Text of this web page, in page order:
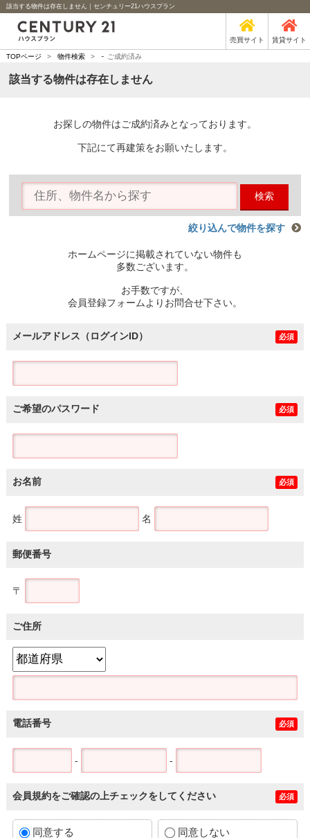
該当する物件は存在しません｜センチュリー21ハウスプラン
売買サイト 賃貸サイト
TOPページ > 物件検索 > - ご成約済み
該当する物件は存在しません
お探しの物件はご成約済みとなっております。
下記にて再建策をお願いたします。
検索
絞り込んで物件を探す
ホームページに掲載されていない物件も
多数ございます。
お手数ですが、
会員登録フォームよりお問合せ下さい。
メールアドレス（ログインID） 必須
ご希望のパスワード 必須
お名前 必須
姓 名
郵便番号
〒
ご住所
電話番号 必須
- -
会員規約をご確認の上チェックをしてください 必須
同意する 同意しない